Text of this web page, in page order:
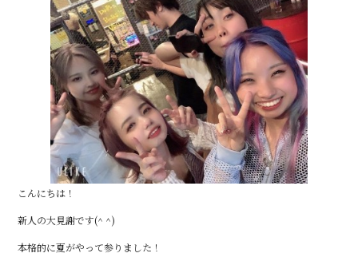
こんにちは！
新人の大見謝です(^ ^)
本格的に夏がやって参りました！